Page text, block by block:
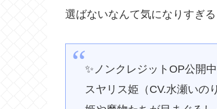
選ばないなんて気になりすぎ
✨ノンクレジットOP公開中
スヤリス姫（CV.水瀬いの